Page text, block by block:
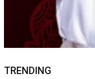
TRENDING